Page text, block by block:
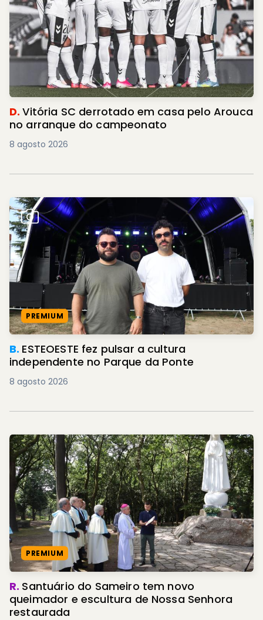
D.Vitória SC derrotado em casa pelo Arouca
no arranque do campeonato
8 agosto 2026
PREMIUM
B. ESTEOESTE fez pulsar a cultura
independente no Parque da Ponte
8 agosto 2026
PREMIUM
R. Santuário do Sameiro tem novo
queimador e escultura de Nossa Senhora
restaurada